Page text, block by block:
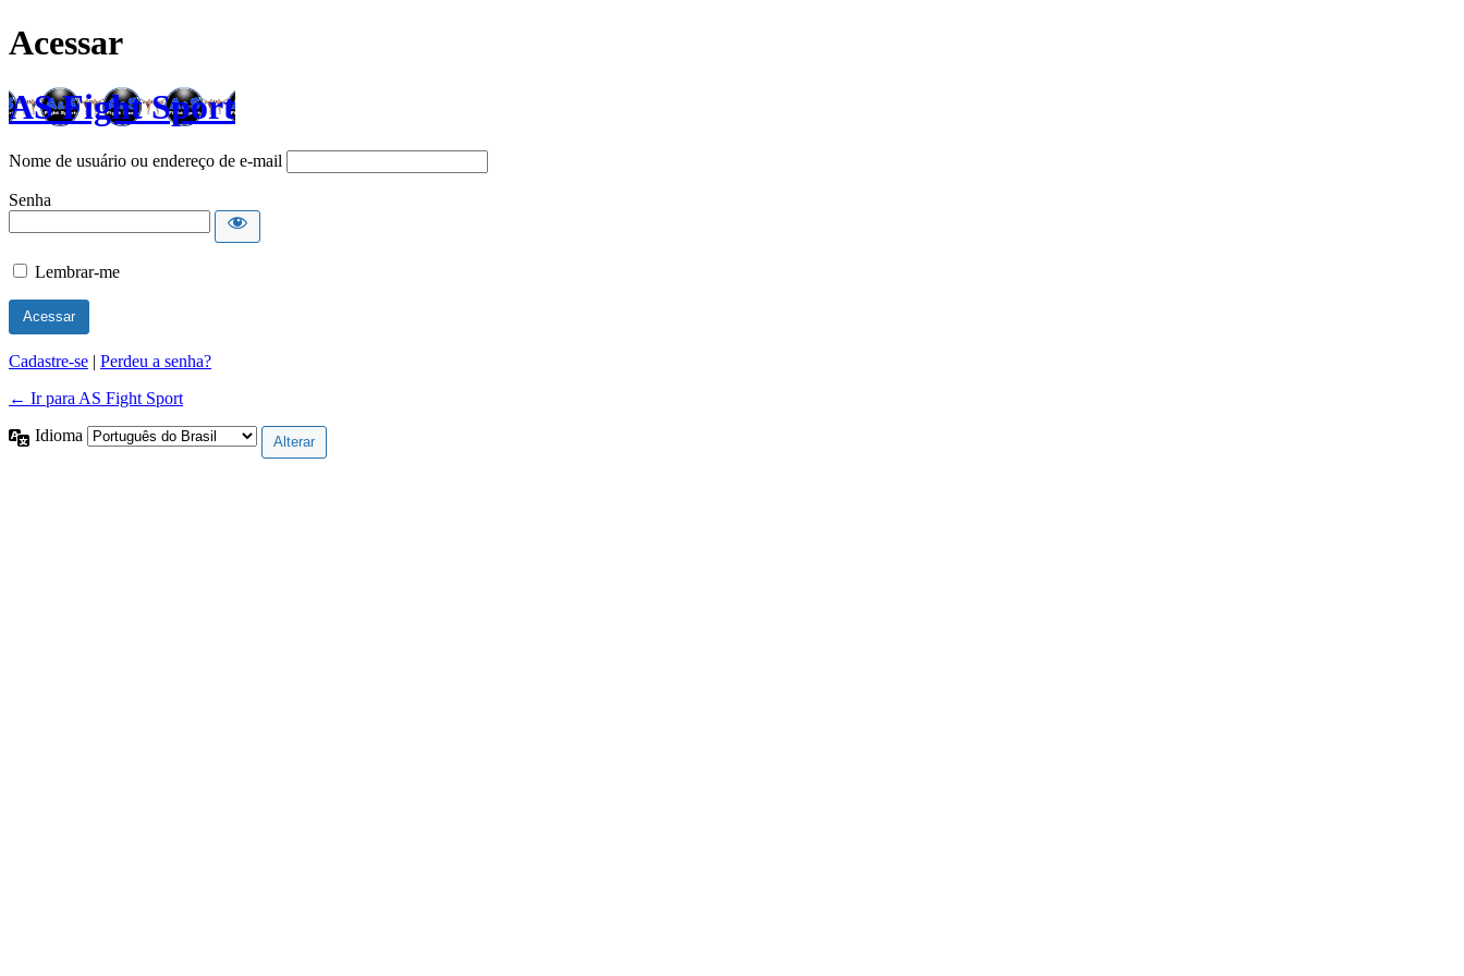
Acessar
AS Fight Sport
Nome de usuário ou endereço de e-mail
Senha
Lembrar-me
Cadastre-se | Perdeu a senha?
← Ir para AS Fight Sport
Idioma